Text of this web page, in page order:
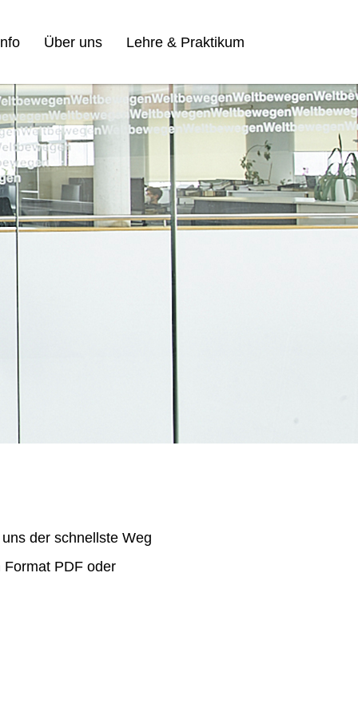
Über uns Lehre & Praktikum
der schnellste Weg
PDF oder